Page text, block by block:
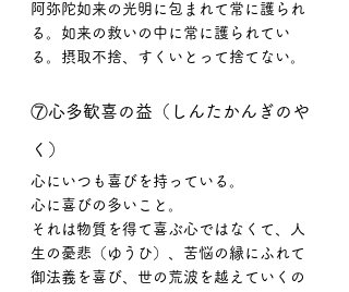
阿弥陀如来の光明に包まれて常に護られ
る。如来の救いの中に常に護られてい
る。摂取不捨、すくいとって捨てない。
⑦心多歓喜の益（しんたかんぎのや
く）
心にいつも喜びを持っている。
心に喜びの多いこと。
それは物質を得て喜ぶ心ではなくて、人
生の憂悲（ゆうひ）、苦悩の縁にふれて
御法義を喜び、世の荒波を越えていくの